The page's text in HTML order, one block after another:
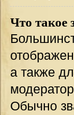
Что такое
а также
Обычно